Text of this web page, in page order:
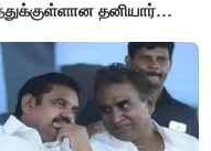
தனியார்